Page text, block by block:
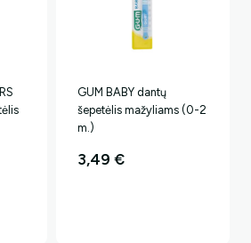
GUM BABY dantų
šepetėlis mažyliams (0-2
m.)
3,49€
Mokėsiu pilną kainą.